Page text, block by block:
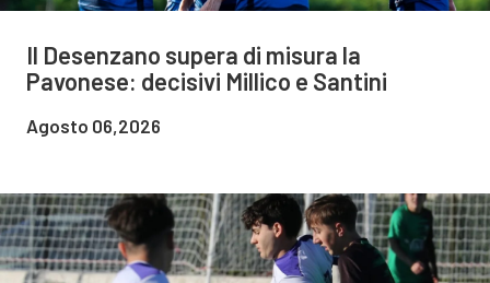
Il Desenzano supera di misura la
Pavonese: decisivi Millico e Santini
Agosto 06,2026